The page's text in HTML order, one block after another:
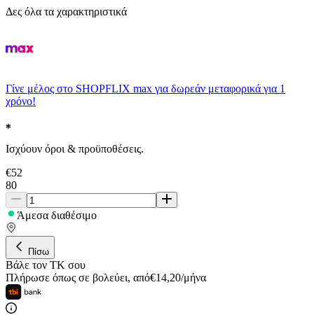
Δες όλα τα χαρακτηριστικά
Γίνε μέλος στο SHOPFLIX max για δωρεάν μεταφορικά για 1
χρόνο!
Ισχύουν όροι & προϋποθέσεις.
€52
80
Άμεσα διαθέσιμο
Πίσω
Βάλε τον ΤΚ σου
Πλήρωσε όπως σε βολεύει, από€14,20/μήνα